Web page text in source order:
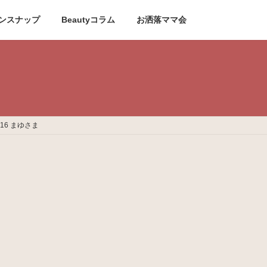
スナップ Beautyコラム お洒落ママ会
まゆさま